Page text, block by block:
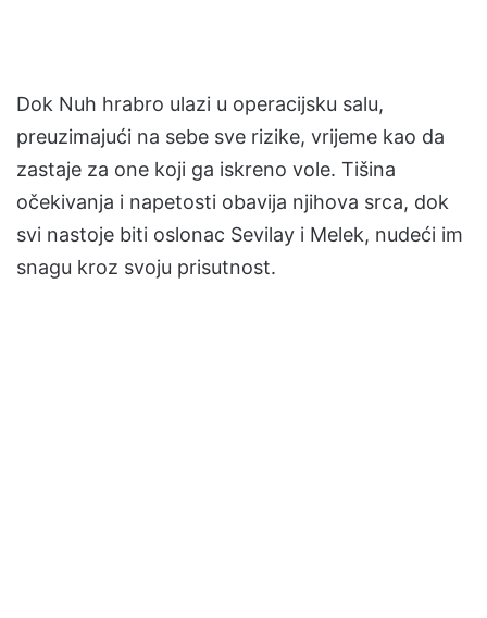
Dok Nuh hrabro ulazi u operacijsku salu,
preuzimajući na sebe sve rizike, vrijeme kao da
zastaje za one koji ga iskreno vole. Tišina
očekivanja i napetosti obavija njihova srca, dok
svi nastoje biti oslonac Sevilay i Melek, nudeći im
snagu kroz svoju prisutnost.